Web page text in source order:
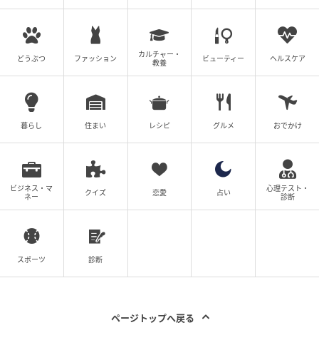
＃1 夫「保育園に受かるなんて普通っしょ」
全く話を聞いていない無自覚夫を捨てるまで
のお話
どうぶつ ファッション
カルチャー・
教養
ビューティー ヘルスケア
暮らし 住まい レシピ グルメ おでかけ
ビジネス・マ
ネー
クイズ 恋愛 占い
心理テスト・
診断
スポーツ 診断
ページトップへ戻る